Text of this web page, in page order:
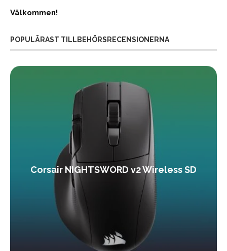
Välkommen!
POPULÄRAST TILLBEHÖRSRECENSIONERNA
Corsair NIGHTSWORD v2 Wireless SD